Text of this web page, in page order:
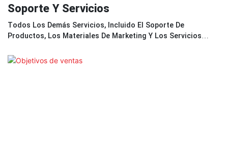
Soporte Y Servicios
Todos Los Demás Servicios, Incluido El Soporte De
Productos, Los Materiales De Marketing Y Los Servicios